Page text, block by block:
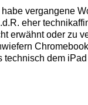
vergangene
eher
erwähnt oder zu
dem